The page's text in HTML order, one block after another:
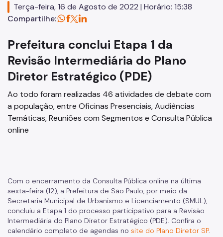
Planos Regionais
Urbanismo
Outorga Onerosa
Transferência do Direito de Construir - TDC
Função Social
Mapas e Dados Urbanos
Projetos Urbanos
Gestão Urbana
SP Urbanismo
Terça-feira, 16 de Agosto de 2022 | Horário: 15:38
Compartilhe:
Prefeitura conclui Etapa 1 da
Revisão Intermediária do Plano
Diretor Estratégico (PDE)
Ao todo foram realizadas 46 atividades de debate com
a população, entre Oficinas Presenciais, Audiências
Temáticas, Reuniões com Segmentos e Consulta Pública
online
Com o encerramento da Consulta Pública online na última
sexta-feira (12), a Prefeitura de São Paulo, por meio da
Secretaria Municipal de Urbanismo e Licenciamento (SMUL),
concluiu a Etapa 1 do processo participativo para a Revisão
Intermediária do Plano Diretor Estratégico (PDE). Confira o
calendário completo de agendas no site do Plano Diretor SP.